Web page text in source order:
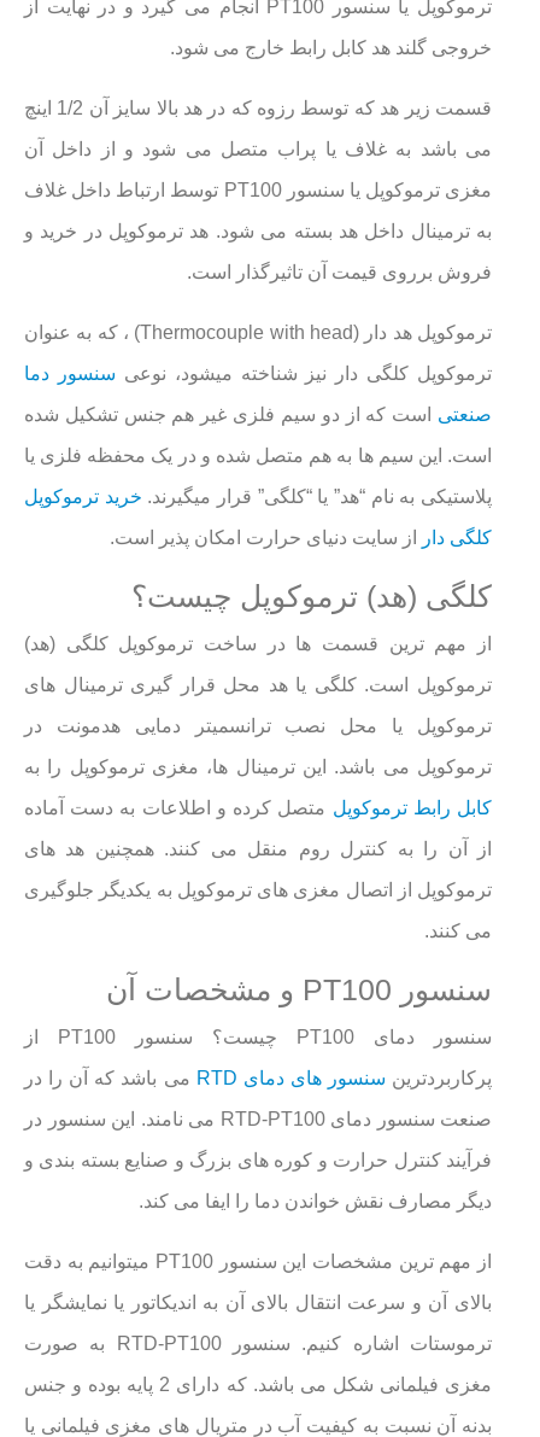
ترموکوپل یا سنسور PT100 انجام می گیرد و در نهایت از
خروجی گلند هد کابل رابط خارج می شود.
قسمت زیر هد که توسط رزوه که در هد بالا سایز آن 1/2 اینچ
می باشد به غلاف یا پراب متصل می شود و از داخل آن
مغزی ترموکوپل یا سنسور PT100 توسط ارتباط داخل غلاف
به ترمینال داخل هد بسته می شود. هد ترموکوپل در خرید و
فروش برروی قیمت آن تاثیرگذار است.
ترموکوپل هد دار (Thermocouple with head) ، که به عنوان
ترموکوپل کلگی دار نیز شناخته میشود، نوعی سنسور دما
صنعتی است که از دو سیم فلزی غیر هم جنس تشکیل شده
است. این سیم‌ ها به هم متصل شده و در یک محفظه فلزی یا
پلاستیکی به نام “هد” یا “کلگی” قرار میگیرند. خرید ترموکوپل
کلگی دار
از سایت دنیای حرارت امکان پذیر است.
کلگی (هد) ترموکوپل چیست؟
از مهم ترین قسمت ها در ساخت ترموکوپل کلگی (هد)
ترموکوپل است. کلگی یا هد محل قرار گیری ترمینال های
ترموکوپل یا محل نصب ترانسمیتر دمایی هدمونت در
ترموکوپل می باشد. این ترمینال ها، مغزی ترموکوپل را به
کابل رابط ترموکوپل متصل کرده و اطلاعات به دست آماده
از آن را به کنترل روم منقل می کنند. همچنین هد های
ترموکوپل از اتصال مغزی های ترموکوپل به یکدیگر جلوگیری
می کنند.
سنسور PT100 و مشخصات آن
سنسور دمای PT100 چیست؟ سنسور PT100 از
پرکاربردترین سنسور های دمای RTD
می باشد که آن را در
صنعت سنسور دمای RTD-PT100 می نامند. این سنسور در
فرآیند کنترل حرارت و کوره های بزرگ و صنایع بسته بندی و
دیگر مصارف نقش خواندن دما را ایفا می کند.
از مهم ترین مشخصات این سنسور PT100 میتوانیم به دقت
بالای آن و سرعت انتقال بالای آن به اندیکاتور یا نمایشگر یا
ترموستات اشاره کنیم. سنسور RTD-PT100 به صورت
مغزی فیلمانی شکل می باشد. که دارای 2 پایه بوده و جنس
بدنه آن نسبت به کیفیت آب در متریال های مغزی فیلمانی یا